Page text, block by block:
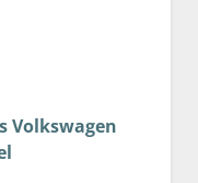
Volkswagen